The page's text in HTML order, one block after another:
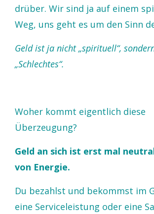
drüber. Wir sind ja auf einem
Weg, uns geht es um den Sinn
Geld ist ja nicht „spirituell“,
„Schlechtes“.
Woher kommt eigentlich diese
Überzeugung?
Geld an sich ist erst mal
von Energie.
Du bezahlst und bekommst im
eine Serviceleistung oder eine